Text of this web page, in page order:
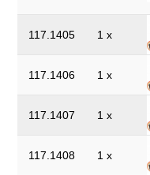
117.1405 1 x
117.1406 1 x
117.1407 1 x
117.1408 1 x